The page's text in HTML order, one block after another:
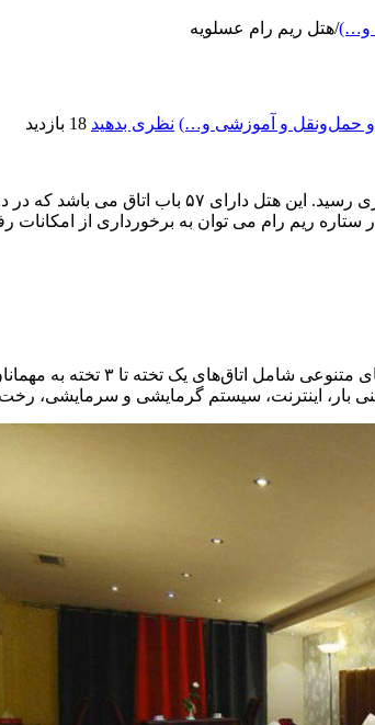
و…)/هتل ریم رام عسلویه
و حمل‌و‌نقل و آموزشی و…) نظری بدهید 18 بازدید
هتل ریم رام عسلویه در زمستان سال ۱۳۹۵
هتل چهار ستاره ریم رام می توان به
این هتل دارای ۵۷ باب
بار، اینترنت، سیستم گرمایشی و سرمایشی،